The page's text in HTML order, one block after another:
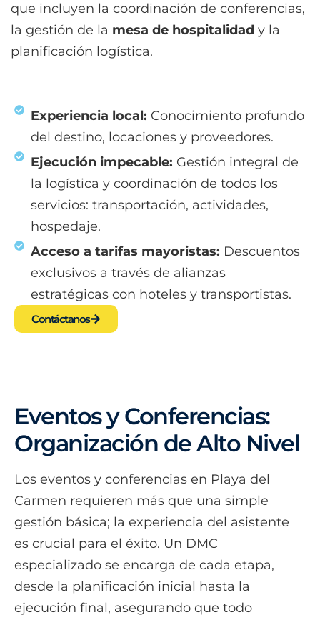
que incluyen la coordinación de conferencias,
la gestión de la mesa de hospitalidad y la
planificación logística.
Experiencia local: Conocimiento profundo
del destino, locaciones y proveedores.
Ejecución impecable: Gestión integral de
la logística y coordinación de todos los
servicios: transportación, actividades,
hospedaje.
Acceso a tarifas mayoristas: Descuentos
exclusivos a través de alianzas
estratégicas con hoteles y transportistas.
Contáctanos
Eventos y Conferencias:
Organización de Alto Nivel
Los eventos y conferencias en Playa del
Carmen requieren más que una simple
gestión básica; la experiencia del asistente
es crucial para el éxito. Un DMC
especializado se encarga de cada etapa,
desde la planificación inicial hasta la
ejecución final, asegurando que todo